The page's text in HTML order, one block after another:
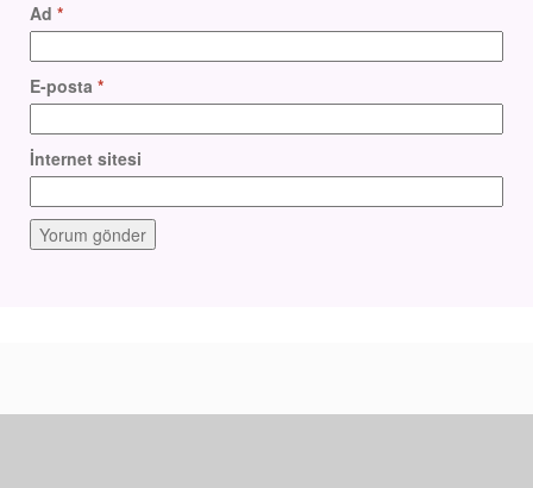
Ad *
E-posta *
İnternet sitesi